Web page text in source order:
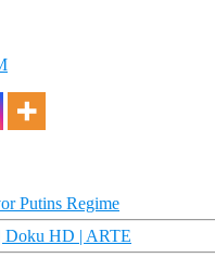
Putins Regime
Doku HD | ARTE